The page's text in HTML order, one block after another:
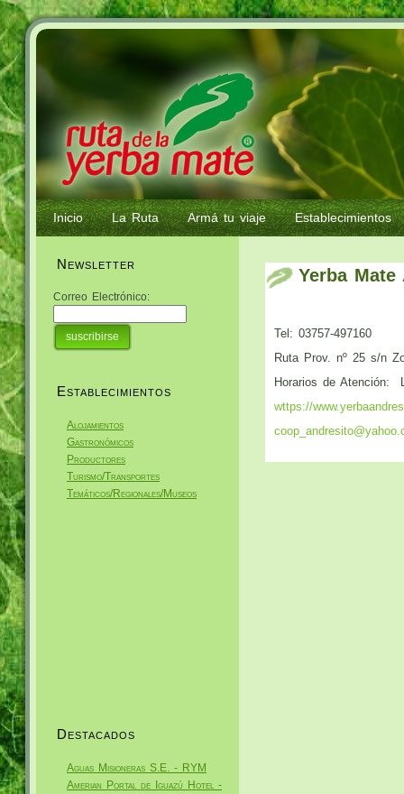
Inicio La Ruta Armá tu viaje Establecimientos
Newsletter
Correo Electrónico:
Establecimientos
Alojamientos
Gastronómicos
Productores
Turismo/Transportes
Temáticos/Regionales/Museos
Destacados
Aguas Misioneras S.E. - RYM
Amerian Portal de Iguazú Hotel -
Yerba Mate
Tel: 03757-497160
Ruta Prov. nº 25 s/n
Horarios de Atención:
wttps://